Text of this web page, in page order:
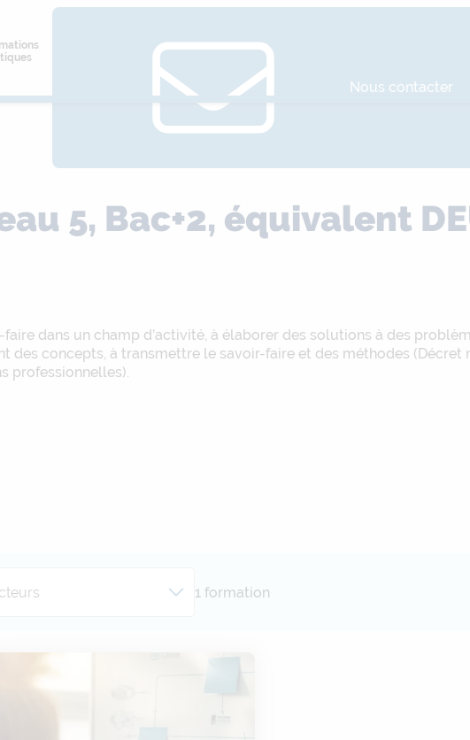
Nous contacter
5, Bac+2, équivalent
dans un champ d’activité, à élaborer des solutions à des
concepts, à transmettre le savoir-faire et des méthodes (Décret
professionnelles).
1 formation